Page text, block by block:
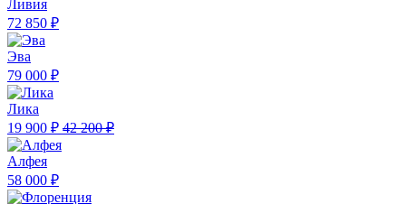
Ливия
72 850 ₽
Эва
79 000 ₽
Лика
19 900 ₽ 42 200 ₽
Алфея
58 000 ₽